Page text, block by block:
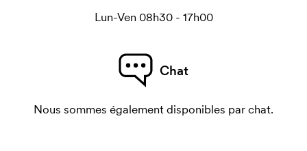
Lun-Ven 08h30 - 17h00
Chat
Nous sommes également disponibles par chat.